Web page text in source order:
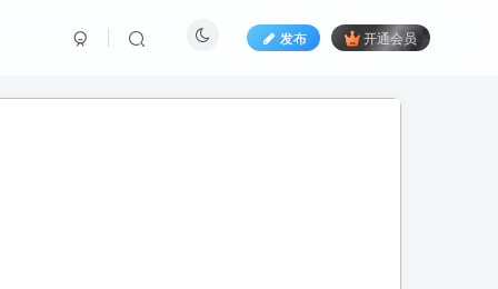
发布 开通会员